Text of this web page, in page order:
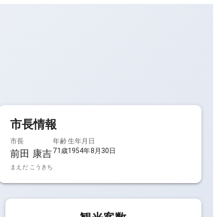
市長情報
市長
前田 康吉
まえだ こうきち
年齢
71歳
生年月日
1954年8月30日